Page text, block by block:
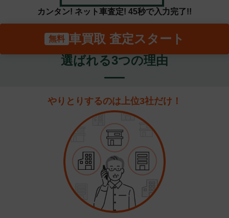
カンタン! ネット車査定! 45秒で入力完了!!
車買取 査定スタート
選ばれる3つの理由
やりとりするのは上位3社だけ！